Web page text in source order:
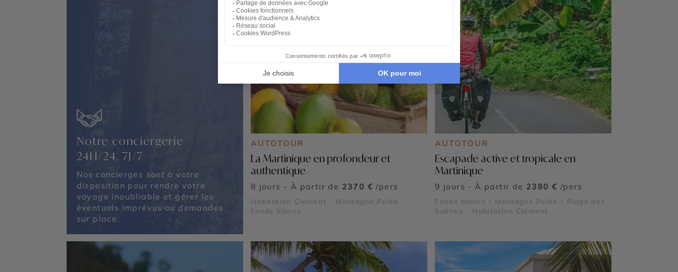
Notre conciergerie
24H/24, 7J/7
Nos concierges sont à votre
disposition pour rendre votre
voyage inoubliable et gérer les
éventuels imprévus ou demandes
sur place.
AUTOTOUR
La Martinique en profondeur et
authentique
8 jours - À partir de 2370 € /pers
Habitation Clément - Montagne Pelée -
Fonds blancs
AUTOTOUR
Escapade active et tropicale en
Martinique
9 jours - À partir de 2380 € /pers
Fonds blancs - Montagne Pelée - Plage des
Salines - Habitation Clément